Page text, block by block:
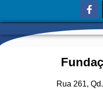
Rua 261,